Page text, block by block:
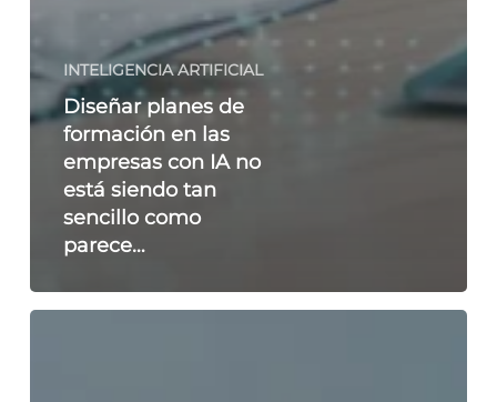
INTELIGENCIA ARTIFICIAL
Diseñar planes de
formación en las
empresas con IA no
está siendo tan
sencillo como
parece…